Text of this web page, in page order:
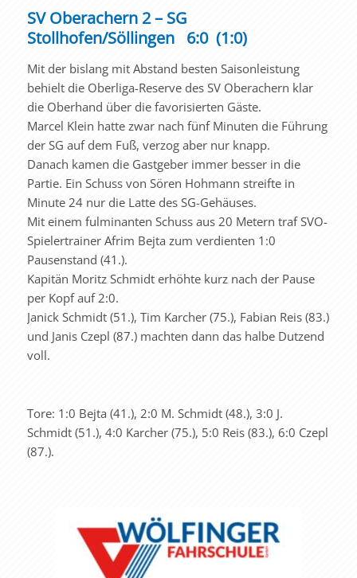
SV Oberachern 2 – SG
Stollhofen/Söllingen 6:0 (1:0)
Mit der bislang mit Abstand besten Saisonleistung
behielt die Oberliga-Reserve des SV Oberachern klar
die Oberhand über die favorisierten Gäste.
Marcel Klein hatte zwar nach fünf Minuten die Führung
der SG auf dem Fuß, verzog aber nur knapp.
Danach kamen die Gastgeber immer besser in die
Partie. Ein Schuss von Sören Hohmann streifte in
Minute 24 nur die Latte des SG-Gehäuses.
Mit einem fulminanten Schuss aus 20 Metern traf SVO-
Spielertrainer Afrim Bejta zum verdienten 1:0
Pausenstand (41.).
Kapitän Moritz Schmidt erhöhte kurz nach der Pause
per Kopf auf 2:0.
Janick Schmidt (51.), Tim Karcher (75.), Fabian Reis (83.)
und Janis Czepl (87.) machten dann das halbe Dutzend
voll.
Tore: 1:0 Bejta (41.), 2:0 M. Schmidt (48.), 3:0 J.
Schmidt (51.), 4:0 Karcher (75.), 5:0 Reis (83.), 6:0 Czepl
(87.).